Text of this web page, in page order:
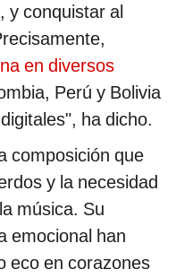
y conquistar al
en diversos
Perú y Bolivia
ha dicho.
composición que
y la necesidad
música. Su
emocional han
eco en corazones